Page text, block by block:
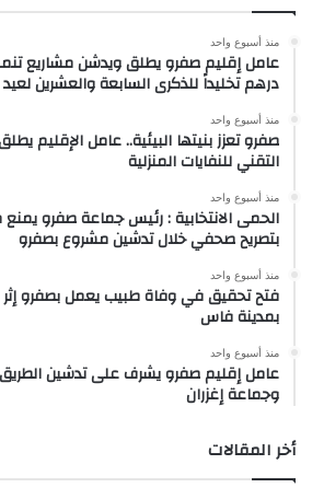
منذ أسبوع واحد
درهم تخليداً للذكرى السابعة والعشرين
منذ أسبوع واحد
صفرو تعزز بنيتها البيئية.. عامل الإقليم
التقني للنفايات المنزلية
منذ أسبوع واحد
الحمى الانتخابية : رئيس جماعة صفرو
بتصريح صحفي خلال تدشين مشروع بصفرو
منذ أسبوع واحد
فتح تحقيق في وفاة طبيب يعمل بصفرو
بمدينة فاس
منذ أسبوع واحد
عامل إقليم صفرو يشرف على تدشين الطريق
وجماعة إغزران
أخر المقالات